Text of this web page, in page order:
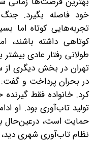
خود فاصله بگیرد.
تجربه‌هایی کوتاه اما
کوتاهی داشته باشند،
طولانی رفتار عادی
تهران در بخش دیگری از
در بحران پرداخت و گفت:
کرد. خانواده فقط
تولید تاب‌آوری بود. او
حمایت است، د‌ر‌عین‌حال
نظام تاب‌آوری شهری